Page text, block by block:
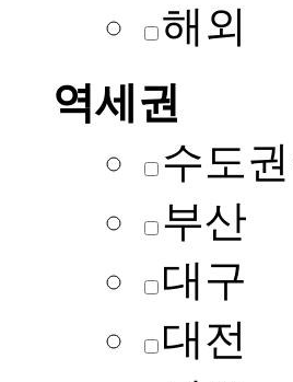
해외
역세권
수도
부산
대구
대전